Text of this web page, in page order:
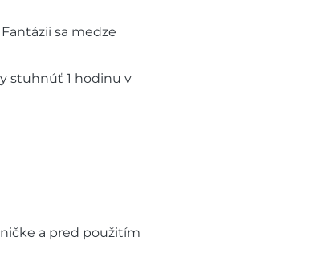
sa medze
stuhnúť 1 hodinu v
a pred použitím